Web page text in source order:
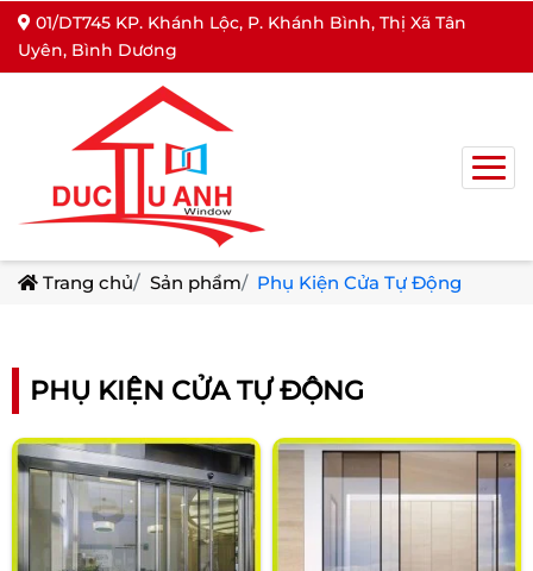
01/DT745 KP. Khánh Lộc, P. Khánh Bình, Thị Xã Tân
Uyên, Bình Dương
Trang chủ Sản phẩm Phụ Kiện Cửa Tự Động
PHỤ KIỆN CỬA TỰ ĐỘNG